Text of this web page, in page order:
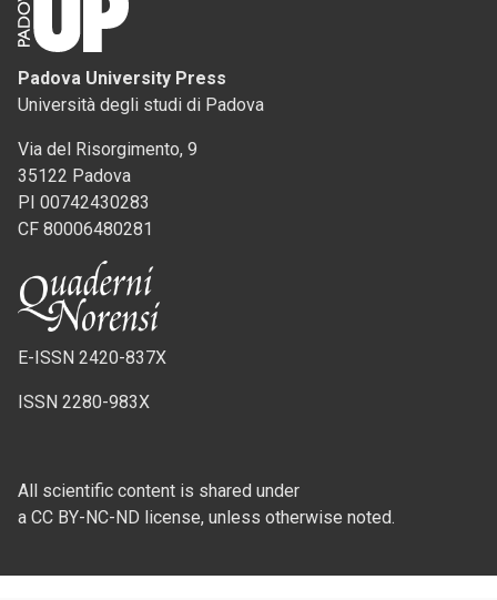
Padova University Press
Università degli studi di Padova
Via del Risorgimento, 9
35122 Padova
PI 00742430283
CF 80006480281
E-ISSN 2420-837X
ISSN 2280-983X
All scientific content is shared under
a CC BY-NC-ND license, unless otherwise noted.